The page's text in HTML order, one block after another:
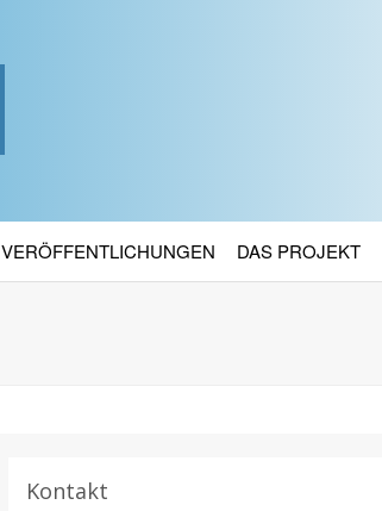
DAS PROJEKT
Kontakt